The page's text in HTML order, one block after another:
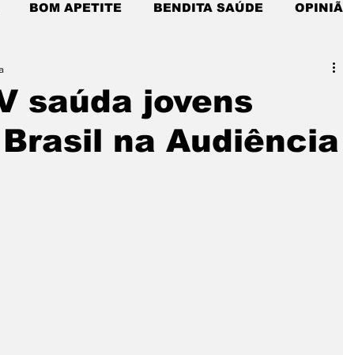
BOM APETITE BENDITA SAÚDE
saúda jovens
na Audiência